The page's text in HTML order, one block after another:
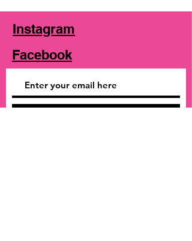
Instagram
Facebook